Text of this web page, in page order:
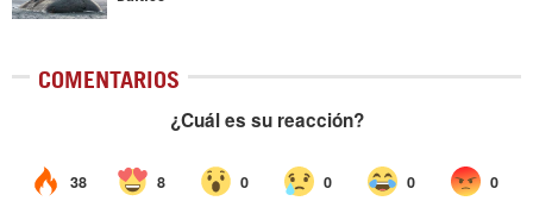
COMENTARIOS